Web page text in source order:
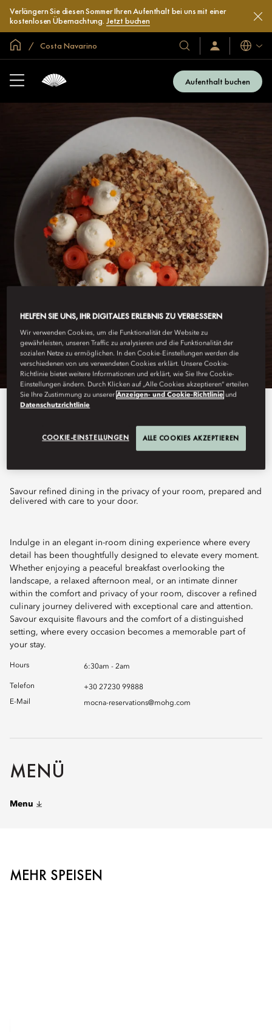
Verlängern Sie diesen Sommer Ihren Aufenthalt bei uns mit einer
kostenlosen Übernachtung. Jetzt buchen
In der Welt zu Hause
Costa Navarino
Unsere
Hotels
und
Resorts
Anmelden/Jetzt
beitreten
Sprachen
Aufenthalt buchen
IN-ROOM DINING
Savour refined dining in the privacy of your room, prepared and
delivered with care to your door.
Indulge in an elegant in-room dining experience where every
detail has been thoughtfully designed to elevate every moment.
Whether enjoying a peaceful breakfast overlooking the
landscape, a relaxed afternoon meal, or an intimate dinner
within the comfort and privacy of your room, discover a refined
culinary journey delivered with exceptional care and attention.
Savour exquisite flavours and the comfort of a distinguished
setting, where every occasion becomes a memorable part of
your stay.
Hours 6:30am - 2am
Telefon
+30 27230 99888
E-Mail
mocna-reservations@mohg.com
MENÜ
Menu
MEHR SPEISEN
HELFEN SIE UNS, IHR DIGITALES ERLEBNIS ZU VERBESSERN
Wir verwenden Cookies, um die Funktionalität der Website zu
gewährleisten, unseren Traffic zu analysieren und die Funktionalität der
sozialen Netze zu ermöglichen. In den Cookie-Einstellungen werden die
verschiedenen von uns verwendeten Cookies erklärt. Unsere Cookie-
Richtlinie bietet weitere Informationen und erklärt, wie Sie Ihre Cookie-
Einstellungen ändern. Durch Klicken auf „Alle Cookies akzeptieren“ erteilen
Sie Ihre Zustimmung zu unsererAnzeigen- und Cookie-Richtlinie und
Datenschutzrichtlinie
COOKIE-EINSTELLUNGEN ALLE COOKIES AKZEPTIEREN